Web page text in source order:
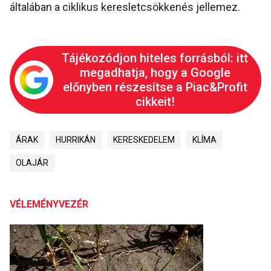
általában a ciklikus keresletcsökkenés jellemez.
Tájékozódjon hiteles forrásból: itt
megadhatja, hogy a Google
előnyben részesítse a Piac&Profit
cikkeit!
ÁRAK HURRIKÁN KERESKEDELEM KLÍMA
OLAJÁR
VÉLEMÉNYVEZÉR